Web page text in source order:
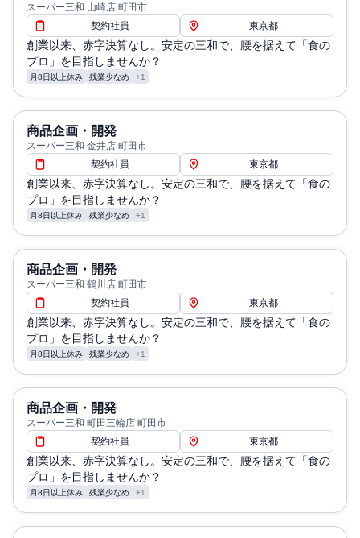
スーパー三和 山崎店 町田市
契約社員
東京都
創業以来、赤字決算なし。安定の三和で、腰を据えて「食の
プロ」を目指しませんか？
月8日以上休み 残業少なめ +1
商品企画・開発
スーパー三和 金井店 町田市
契約社員
東京都
創業以来、赤字決算なし。安定の三和で、腰を据えて「食の
プロ」を目指しませんか？
月8日以上休み 残業少なめ +1
商品企画・開発
スーパー三和 鶴川店 町田市
契約社員
東京都
創業以来、赤字決算なし。安定の三和で、腰を据えて「食の
プロ」を目指しませんか？
月8日以上休み 残業少なめ +1
商品企画・開発
スーパー三和 町田三輪店 町田市
契約社員
東京都
創業以来、赤字決算なし。安定の三和で、腰を据えて「食の
プロ」を目指しませんか？
月8日以上休み 残業少なめ +1